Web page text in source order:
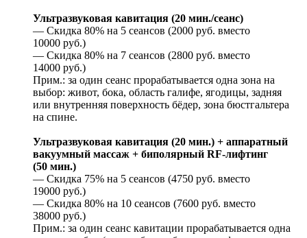
Ультразвуковая кавитация (20 мин./сеанс)
— Скидка 80% на 5 сеансов (2000 руб. вместо
10000 руб.)
— Скидка 80% на 7 сеансов (2800 руб. вместо
14000 руб.)
Прим.: за один сеанс прорабатывается одна зона на
выбор: живот, бока, область галифе, ягодицы, задняя
или внутренняя поверхность бёдер, зона бюстгальтера
на спине.
Ультразвуковая кавитация (20 мин.) + аппаратный
вакуумный массаж + биполярный RF-лифтинг
(50 мин.)
— Скидка 75% на 5 сеансов (4750 руб. вместо
19000 руб.)
— Скидка 80% на 10 сеансов (7600 руб. вместо
38000 руб.)
Прим.: за один сеанс кавитации прорабатывается одна